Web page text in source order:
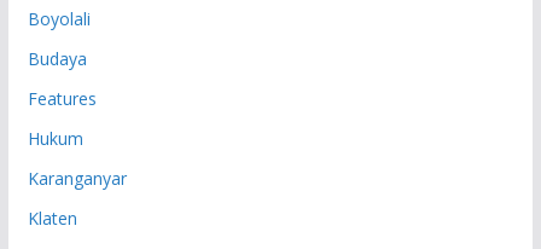
Boyolali
Budaya
Features
Hukum
Karanganyar
Klaten